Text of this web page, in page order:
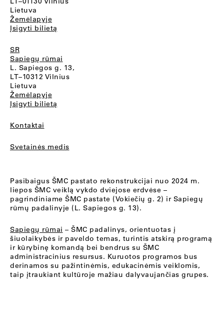
Lietuva
Žemėlapyje
Įsigyti bilietą
SR
Sapiegų rūmai
L. Sapiegos g. 13,
LT–10312 Vilnius
Lietuva
Žemėlapyje
Įsigyti bilietą
Kontaktai
Svetainės medis
Pasibaigus ŠMC pastato rekonstrukcijai nuo 2024 m.
liepos ŠMC veiklą vykdo dviejose erdvėse –
pagrindiniame ŠMC pastate (Vokiečių g. 2) ir Sapiegų
rūmų padalinyje (L. Sapiegos g. 13).
Sapiegų rūmai – ŠMC padalinys, orientuotas į
šiuolaikybės ir paveldo temas, turintis atskirą programą
ir kūrybinę komandą bei bendrus su ŠMC
administracinius resursus. Kuruotos programos bus
derinamos su pažintinėmis, edukacinėmis veiklomis,
taip įtraukiant kultūroje mažiau dalyvaujančias grupes.